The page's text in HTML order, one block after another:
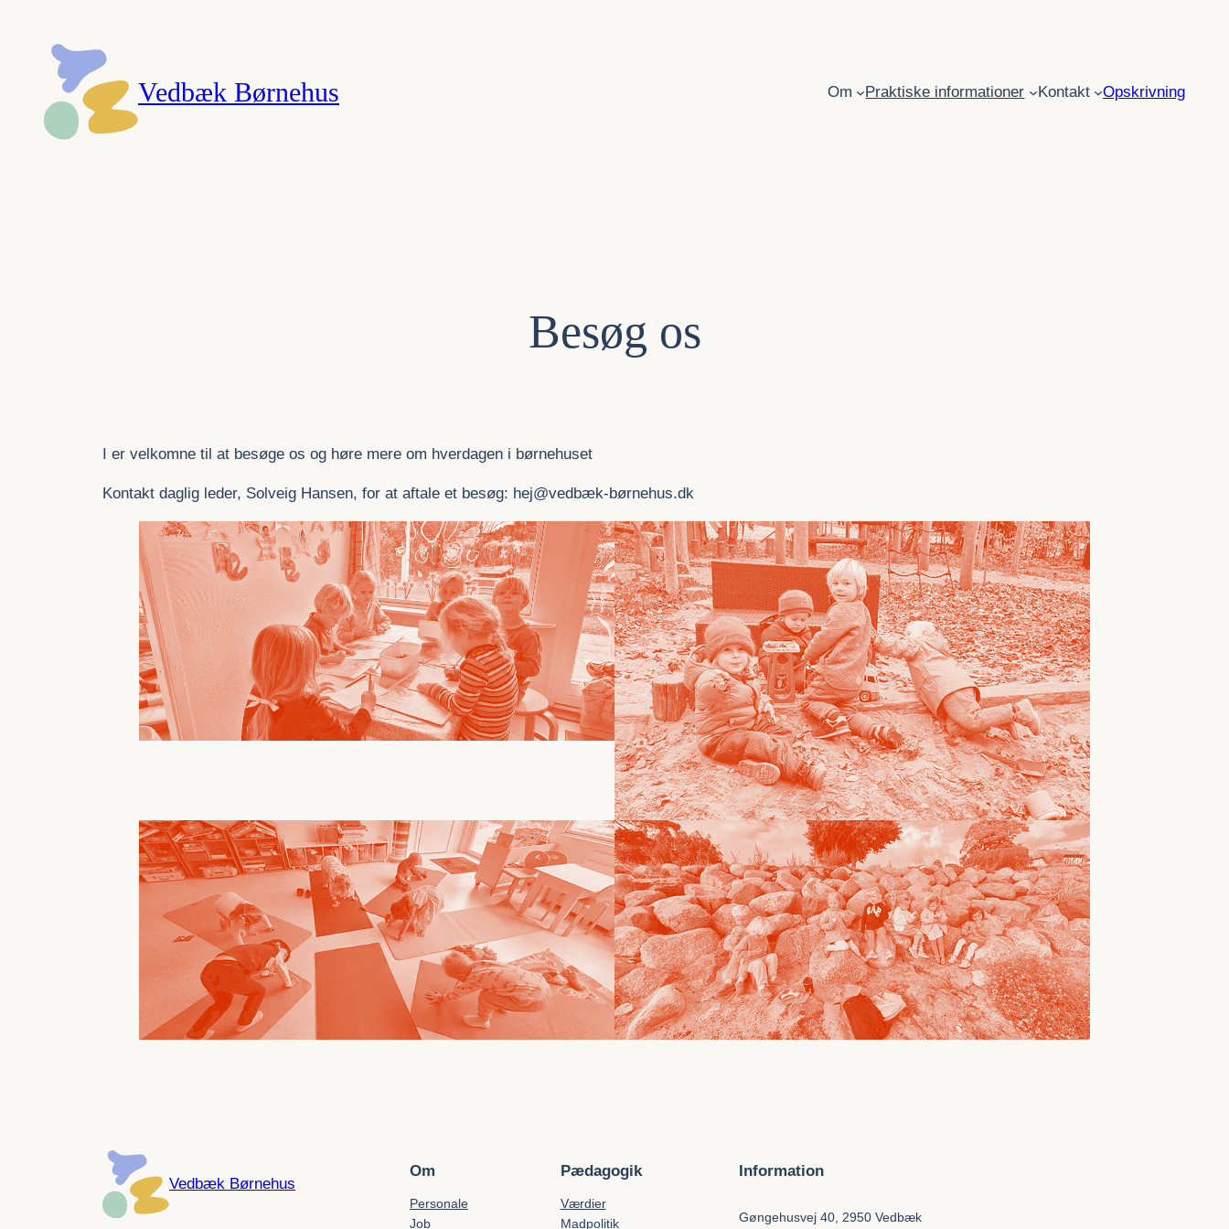
Vedbæk Børnehus Om Praktiske informationer Kontakt Opskrivning
Besøg os
I er velkomne til at besøge os og høre mere om hverdagen i børnehuset
Kontakt daglig leder, Solveig Hansen, for at aftale et besøg: hej@vedbæk-børnehus.dk
Vedbæk Børnehus
Om
Personale
Job
Pædagogik
Værdier
Madpolitik
Information
Gøngehusvej 40, 2950 Vedbæk